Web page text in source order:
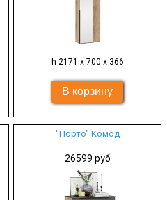
h 2171 х 700 х 366
"Порто" Комод
26599 руб